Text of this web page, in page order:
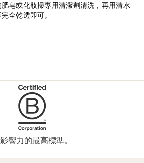
皂或化妝掃專用清潔劑清洗，再用清水
全乾透即可。
響力的最高標準。